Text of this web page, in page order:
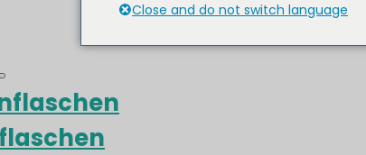
Close and do not switch language